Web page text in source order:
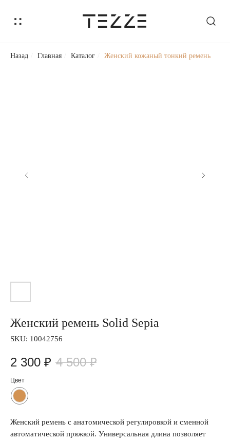
Назад Главная Каталог Женский кожаный тонкий ремень
Женский ремень Solid Sepia
SKU: 10042756
2 300 ₽ 4 500 ₽
Цвет
Женский ремень с анатомической регулировкой и сменной
автоматической пряжкой. Универсальная длина позволяет